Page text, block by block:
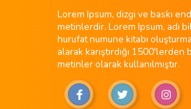
Lorem Ipsum, dizgi ve baskı
metinlerdir. Lorem Ipsum, adı
hurufat numune kitabı
alarak karıştırdığı
metinler olarak kullanılmıştır.